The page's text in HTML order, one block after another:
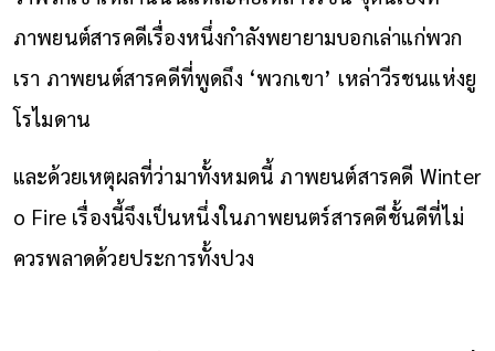
ภาพยนต์สารคดีเรื่องหนึ่งกำลังพยายามบอกเล่าแก่พวก
เรา ภาพยนต์สารคดีที่พูดถึง ‘พวกเขา’ เหล่าวีรชนแห่งยู
โรไมดาน
และด้วยเหตุผลที่ว่ามาทั้งหมดนี้ ภาพยนต์สารคดี Winter
o Fire เรื่องนี้จึงเป็นหนึ่งในภาพยนตร์สารคดีชั้นดีที่ไม่
ควรพลาดด้วยประการทั้งปวง